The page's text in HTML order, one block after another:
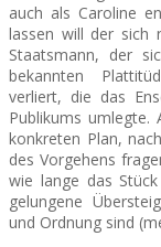
auch als Caroline
lassen will der sich
Staatsmann, der
bekannten
verliert, die das
Publikums umlegte.
konkreten Plan,
des Vorgehens
wie lange das
gelungene
und Ordnung sind